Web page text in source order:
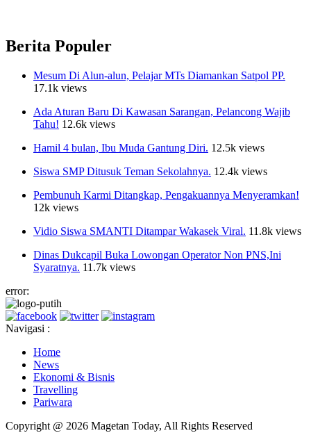
Berita Populer
Mesum Di Alun-alun, Pelajar MTs Diamankan Satpol PP.
17.1k views
Ada Aturan Baru Di Kawasan Sarangan, Pelancong Wajib
Tahu! 12.6k views
Hamil 4 bulan, Ibu Muda Gantung Diri. 12.5k views
Siswa SMP Ditusuk Teman Sekolahnya. 12.4k views
Pembunuh Karmi Ditangkap, Pengakuannya Menyeramkan!
12k views
Vidio Siswa SMANTI Ditampar Wakasek Viral. 11.8k views
Dinas Dukcapil Buka Lowongan Operator Non PNS,Ini
Syaratnya. 11.7k views
error:
Navigasi :
Home
News
Ekonomi & Bisnis
Travelling
Pariwara
Copyright @ 2026 Magetan Today, All Rights Reserved